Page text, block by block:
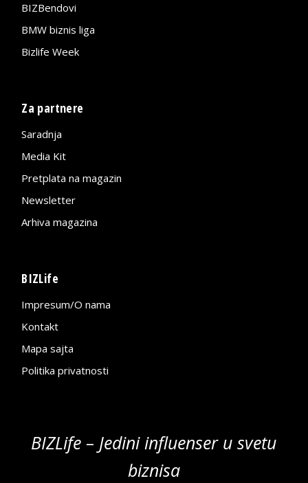
BIZBendovi
BMW biznis liga
Bizlife Week
Za partnere
Saradnja
Media Kit
Pretplata na magazin
Newsletter
Arhiva magazina
BIZLife
Impresum/O nama
Kontakt
Mapa sajta
Politika privatnosti
BIZLife – Jedini influenser u svetu
biznisa